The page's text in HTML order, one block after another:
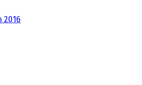
2016